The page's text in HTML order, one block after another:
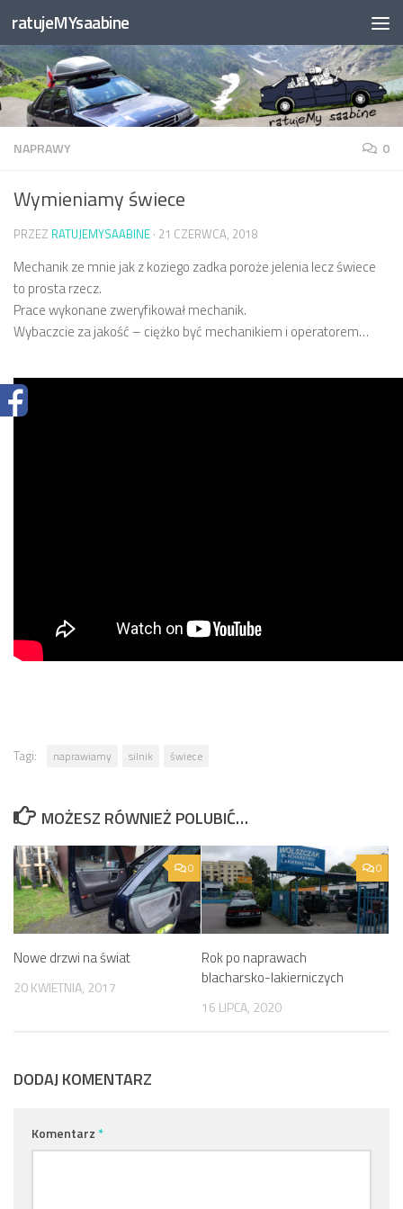
Przejdź do treści
ratujeMYsaabine
NAPRAWY 0
Wymieniamy świece
PRZEZ RATUJEMYSAABINE · 21 CZERWCA, 2018
Mechanik ze mnie jak z koziego zadka poroże jelenia lecz świece
to prosta rzecz.
Prace wykonane zweryfikował mechanik.
Wybaczcie za jakość – ciężko być mechanikiem i operatorem…
Tagi: naprawiamy silnik świece
MOŻESZ RÓWNIEŻ POLUBIĆ…
0
Nowe drzwi na świat
20 KWIETNIA, 2017
0
Rok po naprawach
blacharsko-lakierniczych
16 LIPCA, 2020
DODAJ KOMENTARZ
Komentarz*